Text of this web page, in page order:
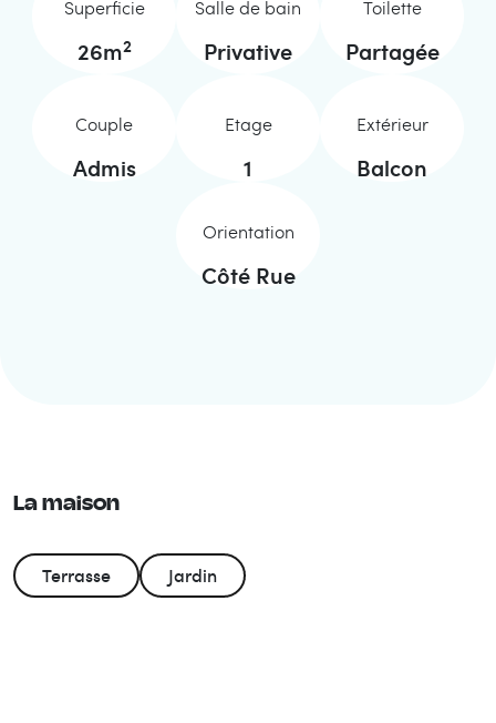
Superficie
26m2
Salle de bain
Privative
Toilette
Partagée
Couple
Admis
Etage
1
Extérieur
Balcon
Orientation
Côté Rue
La maison
Terrasse Jardin